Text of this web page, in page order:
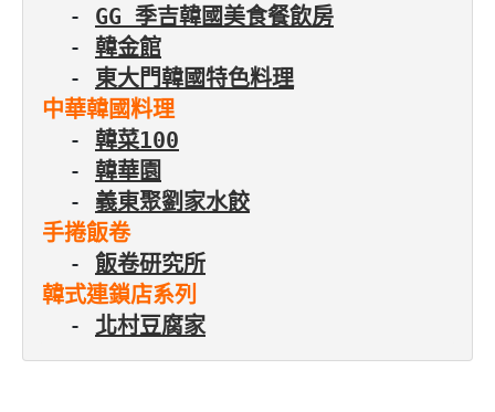
  -
GG 季吉韓國美食餐飲房
  -
韓金館
  -
東大門韓國特色料理
中華韓國料理
  -
韓菜100
  -
韓華園
  -
義東聚劉家水餃
手捲飯卷
  -
飯卷研究所
韓式連鎖店系列
  -
北村豆腐家